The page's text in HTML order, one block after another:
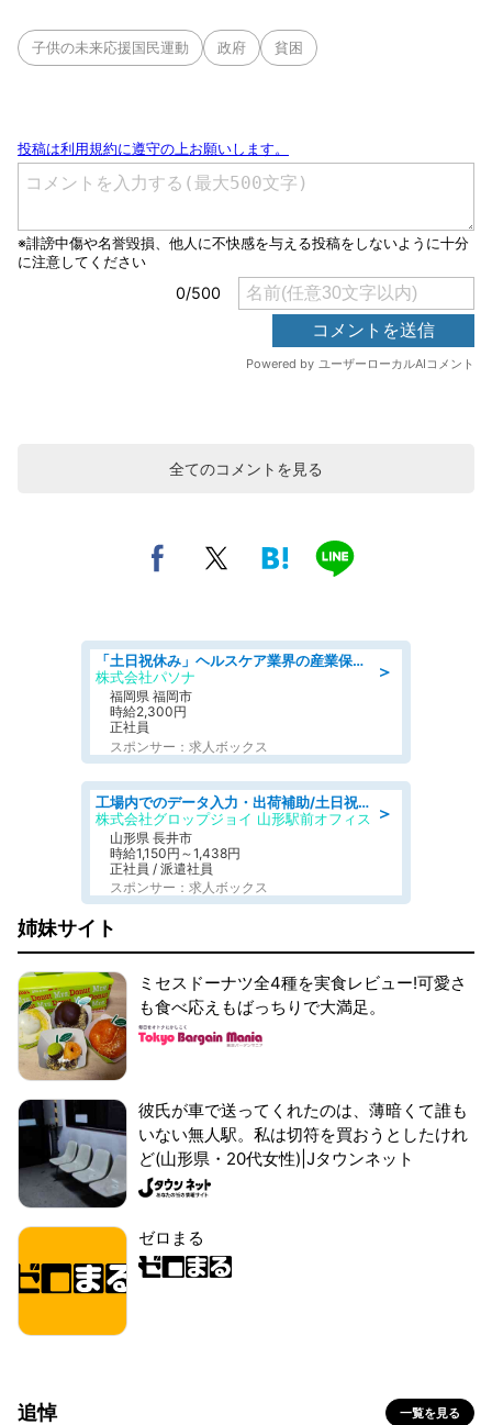
子供の未来応援国民運動 政府 貧困
全てのコメントを見る
＞
「土日祝休み」ヘルスケア業界の産業保健師/高時給/未経験OK/要資格:保健師、正看護師
株式会社パソナ
福岡県 福岡市
時給2,300円
正社員
スポンサー：求人ボックス
＞
工場内でのデータ入力・出荷補助/土日祝休/未経験歓迎/交通費支給
株式会社グロップジョイ 山形駅前オフィス
山形県 長井市
時給1,150円～1,438円
正社員 / 派遣社員
スポンサー：求人ボックス
姉妹サイト
ミセスドーナツ全4種を実食レビュー!可愛さ
も食べ応えもばっちりで大満足。
彼氏が車で送ってくれたのは、薄暗くて誰も
いない無人駅。私は切符を買おうとしたけれ
ど(山形県・20代女性)|Jタウンネット
ゼロまる
追悼 一覧を見る